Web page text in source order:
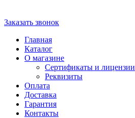
Заказать звонок
Главная
Каталог
О магазине
Сертификаты и лицензии
Реквизиты
Оплата
Доставка
Гарантия
Контакты